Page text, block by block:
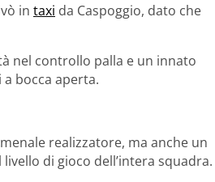
in taxi da Caspoggio, dato che
nel controllo palla e un innato
bocca aperta.
realizzatore, ma anche un
di gioco dell’intera squadra.